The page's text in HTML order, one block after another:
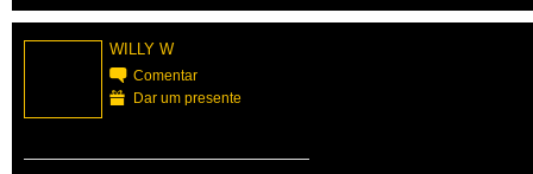
WILLY W
Comentar
Dar um presente